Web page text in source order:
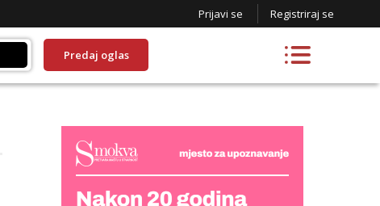
Prijavi se Registriraj se
Predaj oglas